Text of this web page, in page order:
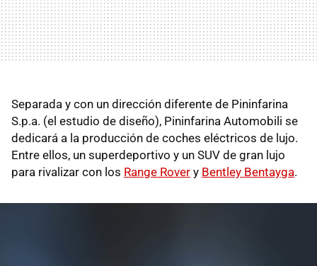
Separada y con un dirección diferente de Pininfarina
S.p.a. (el estudio de diseño), Pininfarina Automobili se
dedicará a la producción de coches eléctricos de lujo.
Entre ellos, un superdeportivo y un SUV de gran lujo
para rivalizar con los Range Rover y Bentley Bentayga.